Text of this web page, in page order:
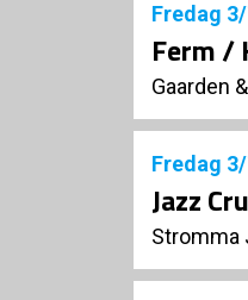
Fredag
Ferm /
Gaarden
Fredag
Jazz
Stromma